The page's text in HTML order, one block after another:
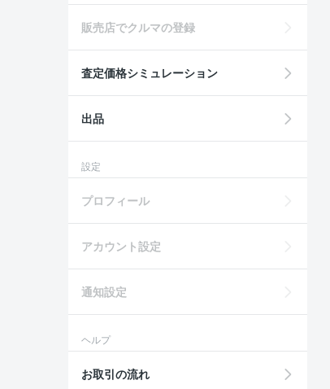
販売店でクルマの登録
査定価格シミュレーション
出品
設定
プロフィール
アカウント設定
通知設定
ヘルプ
お取引の流れ